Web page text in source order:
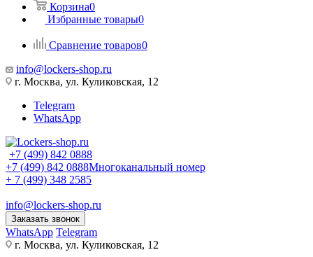
Корзина0
Избранные товары0
Сравнение товаров0
info@lockers-shop.ru
г. Москва, ул. Куликовская, 12
Telegram
WhatsApp
+7 (499) 842 0888
+7 (499) 842 0888Многоканальный номер
+ 7 (499) 348 2585
info@lockers-shop.ru
Заказать звонок
WhatsApp Telegram
г. Москва, ул. Куликовская, 12